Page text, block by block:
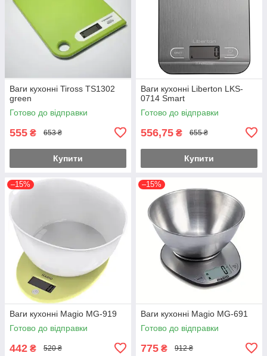
Ваги кухонні Tiross TS1302
green
Готово до відправки
555 ₴ 653 ₴
Купити
Ваги кухонні Liberton LKS-
0714 Smart
Готово до відправки
556,75 ₴ 655 ₴
Купити
–15%
Ваги кухонні Magio MG-919
Готово до відправки
442 ₴ 520 ₴
–15%
Ваги кухонні Magio MG-691
Готово до відправки
775 ₴ 912 ₴